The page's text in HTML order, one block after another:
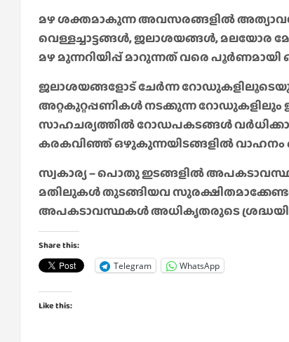
മഴ ശക്തമാകുന്ന അവസരങ്ങളിൽ
വെള്ളച്ചാട്ടങ്ങൾ, ജലാശയങ്ങൾ, മലയോര
മഴ മുന്നറിയിപ്പ് മാറുന്നത് വരെ പൂർണമായി
ജലാശയങ്ങളോട് ചേർന്ന
അറ്റകുറ്റപ്പണികൾ നടക്കുന്ന
സാഹചര്യത്തിൽ റോഡപകടങ്ങൾ
കരകവിഞ്ഞ് ഒഴുകുന്നയിടങ്ങളിൽ വാഹനം
സ്വകാര്യ – പൊതു ഇടങ്ങളിൽ
മതിലുകൾ തുടങ്ങിയവ
അപകടാവസ്ഥകൾ അധികൃതരുടെ
Share this:
Telegram WhatsApp
Like this: